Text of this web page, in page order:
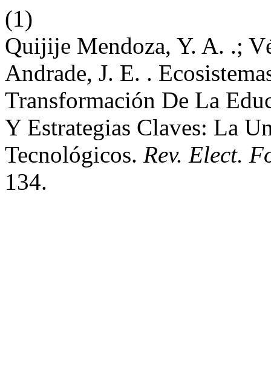
(1)
Quijije Mendoza, Y. A. .;
Andrade, J. E. .
Transformación De La
Y Estrategias Claves: La
Tecnológicos. Rev. Elect.
134.